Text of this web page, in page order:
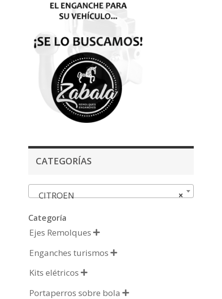
CATEGORÍAS
×
CITROEN
Categoría
Ejes Remolques 
Enganches turismos 
Kits elétricos 
Portaperros sobre bola 